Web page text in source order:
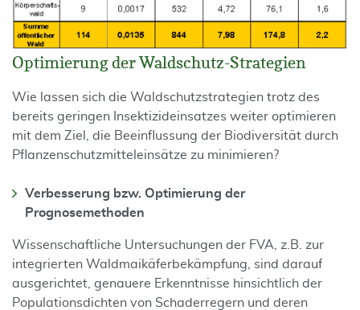
Optimierung der Waldschutz-Strategien
Wie lassen sich die Waldschutzstrategien trotz des
bereits geringen Insektizideinsatzes weiter opti­mie­ren
mit dem Ziel, die Beeinflussung der Biodiversität durch
Pflanzenschutz­mitteleinsätze zu minimieren?
Verbesserung bzw. Optimierung der
Prognosemethoden
Wissenschaftliche Untersuchungen der FVA, z.B. zur
integrierten Waldmaikäferbe­kämpfung, sind darauf
ausgerichtet, genauere Erkenntnisse hinsichtlich der
Popula­tionsdichten von Schaderregern und deren